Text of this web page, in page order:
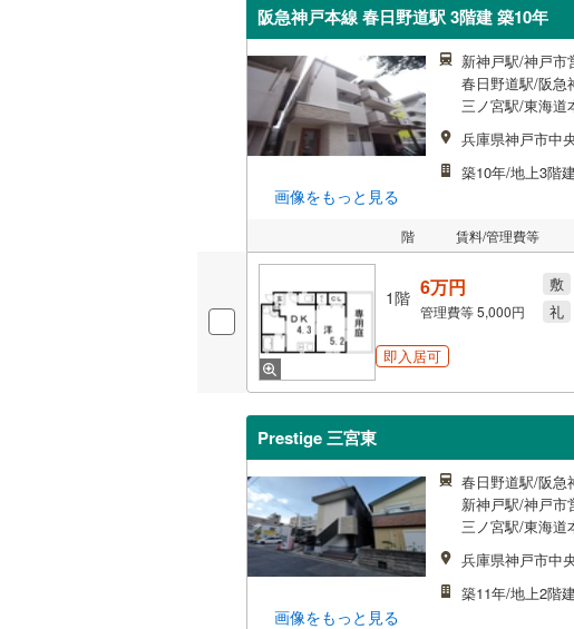
阪急神戸本線 春日野道駅 3階建 築10年
画像をもっと見る
新神戸駅/神戸市
春日野道駅/阪急
三ノ宮駅/東海道
兵庫県神戸市中
築10年/地上3階
階 賃料/管理費等
1階 6万円
管理費等5,000円
敷
礼
即入居可
Prestige 三宮東
画像をもっと見る
春日野道駅/阪急
新神戸駅/神戸市
三ノ宮駅/東海道
兵庫県神戸市中
築11年/地上2階